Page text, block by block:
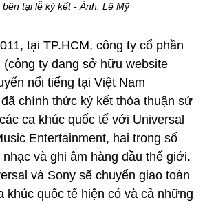
tại lễ ký kết - Ảnh: Lê Mỹ
tại TP.HCM, công ty cổ phần
(công ty đang sở hữu website
nổi tiếng tại Việt Nam
chính thức ký kết thỏa thuận sử
ca khúc quốc tế với Universal
Entertainment, hai trong số
nhạc và ghi âm hàng đầu thế giới.
và Sony sẽ chuyển giao toàn
khúc quốc tế hiện có và cả những